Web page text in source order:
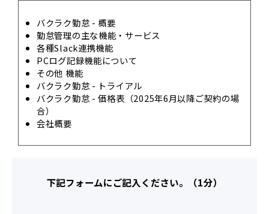
バクラク勤怠 - 概要
勤怠管理の主な機能‧サービス
各種Slack連携機能
PCログ記録機能について
その他 機能
バクラク勤怠 - トライアル
バクラク勤怠 - 価格表（2025年6⽉以降ご契約の場
合）
会社概要
下記フォームにご記入ください。（1分）